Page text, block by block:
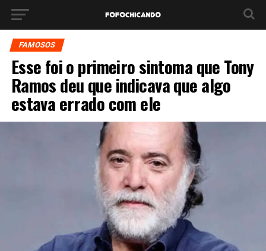
FAMOSOS
Esse foi o primeiro sintoma que Tony
Ramos deu que indicava que algo
estava errado com ele